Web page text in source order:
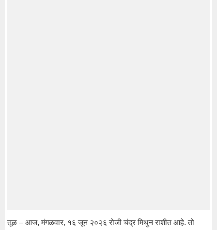
तूळ – आज, मंगळवार, १६ जून २०२६ रोजी चंद्र मिथुन राशीत आहे. तो